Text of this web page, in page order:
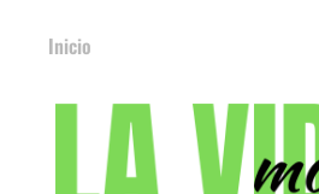
Inicio